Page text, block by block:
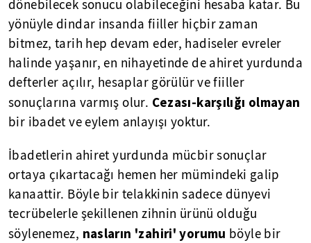
dönebilecek sonucu olabileceğini hesaba katar. Bu
yönüyle dindar insanda fiiller hiçbir zaman
bitmez, tarih hep devam eder, hadiseler evreler
halinde yaşanır, en nihayetinde de ahiret yurdunda
defterler açılır, hesaplar görülür ve fiiller
sonuçlarına varmış olur. Cezası-karşılığı olmayan
bir ibadet ve eylem anlayışı yoktur.
İbadetlerin ahiret yurdunda mücbir sonuçlar
ortaya çıkartacağı hemen her mümindeki galip
kanaattir. Böyle bir telakkinin sadece dünyevi
tecrübelerle şekillenen zihnin ürünü olduğu
söylenemez, nasların 'zahiri' yorumu böyle bir